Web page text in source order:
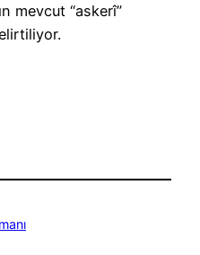
mevcut “askerî”